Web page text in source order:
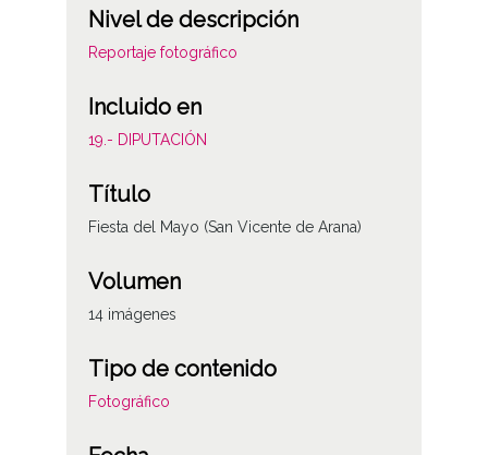
Nivel de descripción
Reportaje fotográfico
Incluido en
19.- DIPUTACIÓN
Título
Fiesta del Mayo (San Vicente de Arana)
Volumen
14 imágenes
Tipo de contenido
Fotográfico